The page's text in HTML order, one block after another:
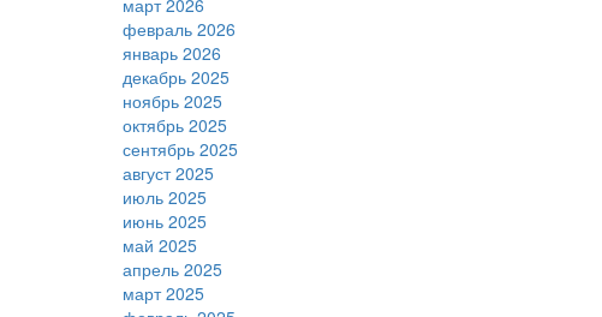
март 2026
февраль 2026
январь 2026
декабрь 2025
ноябрь 2025
октябрь 2025
сентябрь 2025
август 2025
июль 2025
июнь 2025
май 2025
апрель 2025
март 2025